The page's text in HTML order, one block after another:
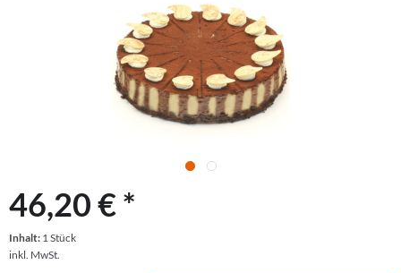
46,20 € *
Inhalt: 1 Stück
inkl. MwSt.